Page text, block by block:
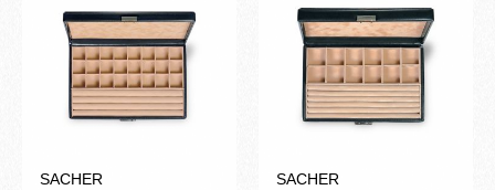
SACHER
SACHER